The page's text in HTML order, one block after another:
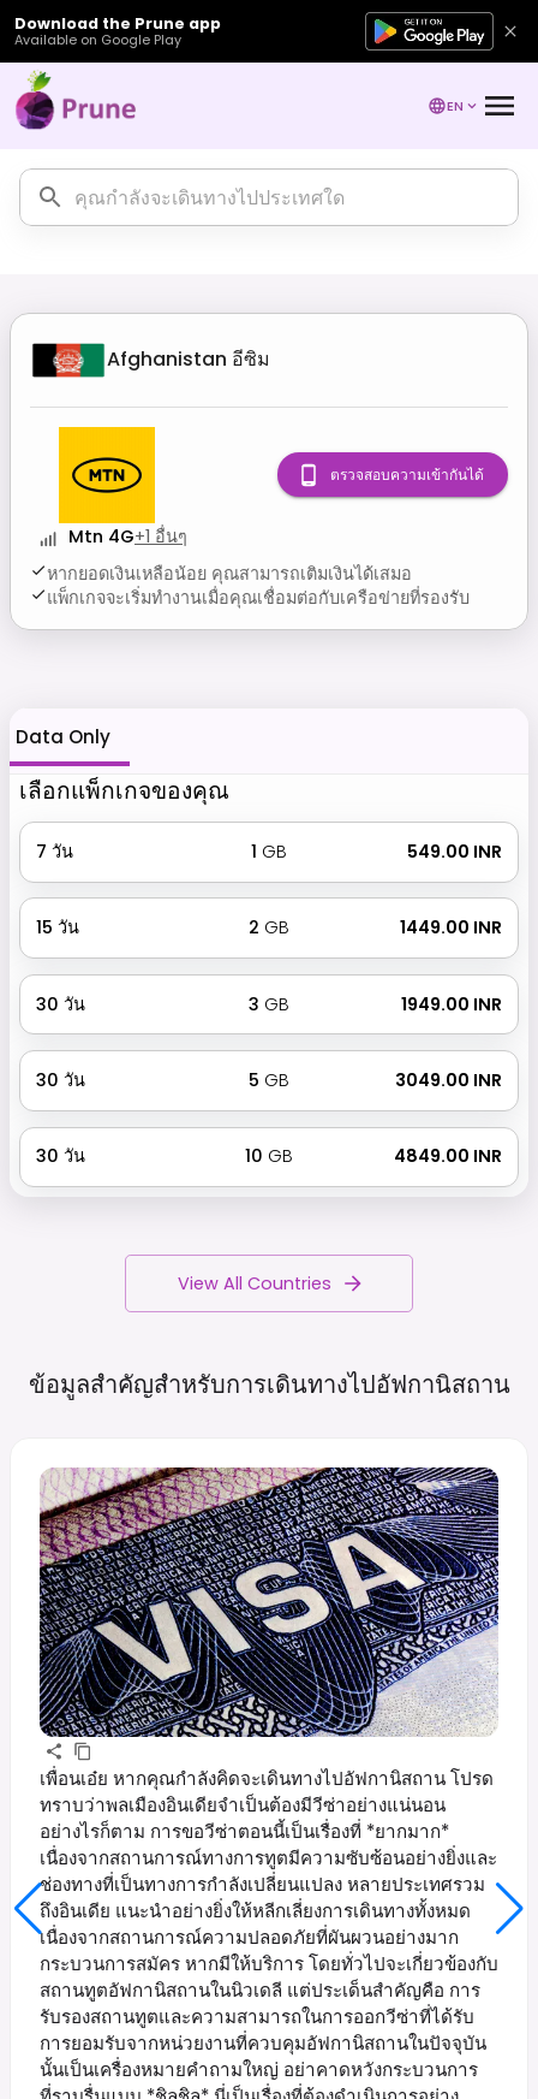
Download the Prune app
Available on Google Play
EN
Afghanistan อีซิม
Mtn 4G+1 อื่นๆ
หากยอดเงินเหลือน้อย คุณสามารถเติมเงินได้เสมอ
แพ็กเกจจะเริ่มทำงานเมื่อคุณเชื่อมต่อกับเครือข่ายที่รองรับ
ตรวจสอบความเข้ากันได้
Data Only
เลือกแพ็กเกจของคุณ
7 วัน 1 GB ₹ 549.00 INR
15 วัน 2 GB ₹ 1449.00 INR
30 วัน 3 GB ₹ 1949.00 INR
30 วัน 5 GB ₹ 3049.00 INR
30 วัน 10 GB ₹ 4849.00 INR
View All Countries
ข้อมูลสำคัญสำหรับการเดินทางไปอัฟกานิสถาน
เพื่อนเอ๋ย หากคุณกำลังคิดจะเดินทางไปอัฟกานิสถาน โปรด
ทราบว่าพลเมืองอินเดียจำเป็นต้องมีวีซ่าอย่างแน่นอน
อย่างไรก็ตาม การขอวีซ่าตอนนี้เป็นเรื่องที่ *ยากมาก*
เนื่องจากสถานการณ์ทางการทูตมีความซับซ้อนอย่างยิ่งและ
ช่องทางที่เป็นทางการกำลังเปลี่ยนแปลง หลายประเทศรวม
ถึงอินเดีย แนะนำอย่างยิ่งให้หลีกเลี่ยงการเดินทางทั้งหมด
เนื่องจากสถานการณ์ความปลอดภัยที่ผันผวนอย่างมาก
กระบวนการสมัคร หากมีให้บริการ โดยทั่วไปจะเกี่ยวข้องกับ
สถานทูตอัฟกานิสถานในนิวเดลี แต่ประเด็นสำคัญคือ การ
รับรองสถานทูตและความสามารถในการออกวีซ่าที่ได้รับ
การยอมรับจากหน่วยงานที่ควบคุมอัฟกานิสถานในปัจจุบัน
นั้นเป็นเครื่องหมายคำถามใหญ่ อย่าคาดหวังกระบวนการ